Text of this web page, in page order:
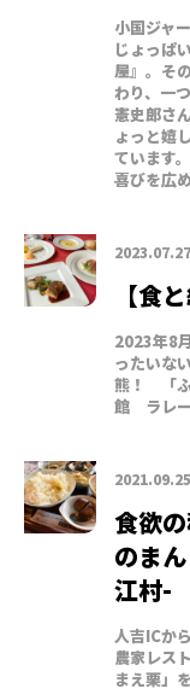
小国ジャ
じょっぱ
屋』。そ
わり、一
憲史郎さ
ょっと嬉
ています
喜びを広
2023.07.27
【食
2023年8
ったいな
熊！ 「ふ
館 ラレー
2021.09.25
食欲
のま
江村-
人吉ICか
農家レス
まえ栗」